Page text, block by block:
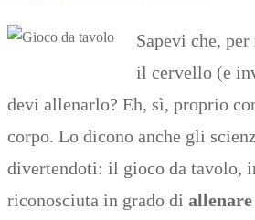
Sapevi che,
il cervello (e
devi allenarlo? Eh, sì, proprio
corpo. Lo dicono anche gli
divertendoti: il gioco da tavolo,
riconosciuta in grado di